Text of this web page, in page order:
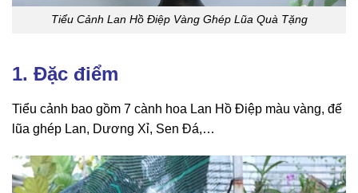
Tiểu Cảnh Lan Hồ Điệp Vàng Ghép Lũa Quà Tặng
1. Đặc điểm
Tiểu cảnh bao gồm 7 cành hoa Lan Hồ Điệp màu vàng, đế
lũa ghép Lan, Dương Xỉ, Sen Đá,…